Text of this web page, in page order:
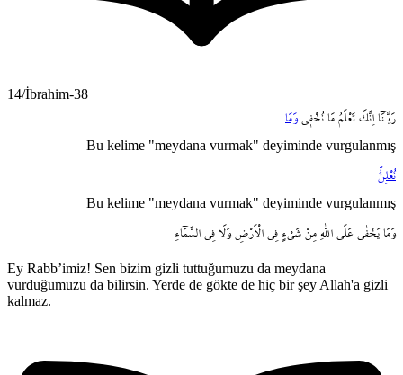
14/İbrahim-38
رَبَّـنَٓا اِنَّكَ تَعْلَمُ مَا نُخْف۪ي
وَمَا
Bu kelime "meydana vurmak" deyiminde vurgulanmış
نُعْلِنُۜ
Bu kelime "meydana vurmak" deyiminde vurgulanmış
وَمَا يَخْفٰى عَلَى اللّٰهِ مِنْ شَيْءٍ فِي الْاَرْضِ وَلَا فِي السَّمَٓاءِ
Ey Rabb’imiz! Sen bizim gizli tuttuğumuzu da meydana
vurduğumuzu da bilirsin. Yerde de gökte de hiç bir şey Allah'a gizli
kalmaz.